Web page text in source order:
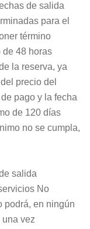
de salida
para el
término
de 48 horas
la reserva, ya
precio del
pago y la fecha
de 120 días
no se cumpla,
salida
No
podrá, en ningún
vez